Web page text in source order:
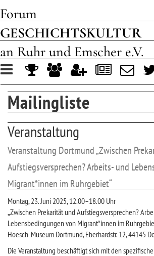
Forum
GESCHICHTSKULTUR
an Ruhr und Emscher e.V.
Toggle
navigation
Mailingliste
Veranstaltung
Veranstaltung Dortmund „Zwischen
Aufstiegsversprechen? Arbeits- und
Migrant*innen im Ruhrgebiet“
Montag, 23. Juni 2025, 12.00–18.00 Uhr
„Zwischen Prekarität und Aufstiegsversprechen?
Lebensbedingungen von Migrant*innen im
Hoesch-Museum Dortmund, Eberhardstr. 12, 44145
Die Veranstaltung beschäftigt sich mit den